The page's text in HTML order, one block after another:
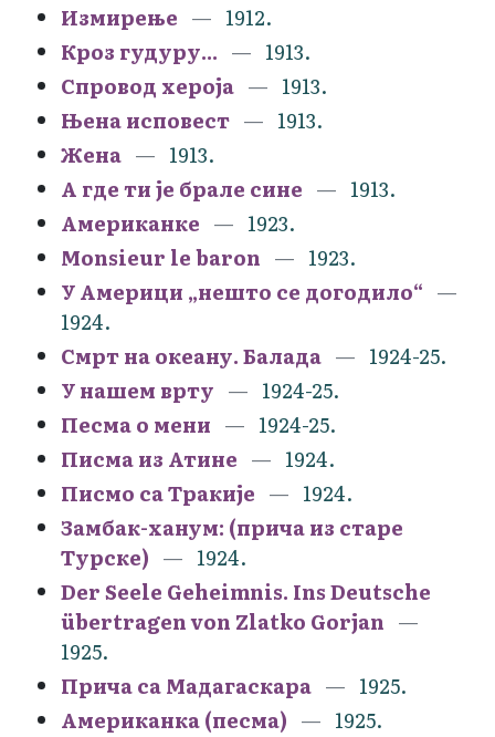
Измирење
1912.
Кроз гудуру...
1913.
Спровод хероја
1913.
Њена исповест
1913.
Жена
1913.
А где ти је брале сине
1913.
Американке
1923.
Monsieur le baron
1923.
У Америци „нешто се догодило“
1924.
Смрт на океану. Балада
1924-25.
У нашем врту
1924-25.
Песма о мени
1924-25.
Писма из Атине
1924.
Писмо са Тракије
1924.
Замбак-ханум: (прича из старе
Турске)
1924.
Der Seele Geheimnis. Ins Deutsche
übertragen von Zlatko Gorjan
1925.
Прича са Мадагаскара
1925.
Американка (песма)
1925.